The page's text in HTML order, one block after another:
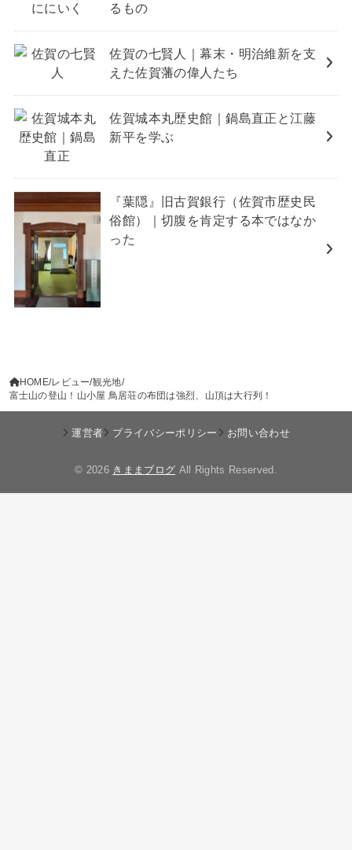
るもの
佐賀の七賢人｜幕末・明治維新を支
えた佐賀藩の偉人たち
佐賀城本丸歴史館｜鍋島直正と江藤
新平を学ぶ
『葉隠』旧古賀銀行（佐賀市歴史民
俗館）｜切腹を肯定する本ではなか
った
HOME レビュー 観光地
富士山の登山！山小屋 鳥居荘の布団は強烈、山頂は大行列！
運営者 プライバシーポリシー お問い合わせ
© 2026 きままブログ All Rights Reserved.